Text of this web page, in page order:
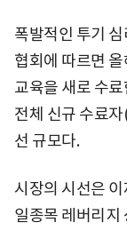
폭발적인 투기
협회에 따르면
교육을 새로 수
전체 신규 수료
선 규모다.
시장의 시선은
일종목 레버리지